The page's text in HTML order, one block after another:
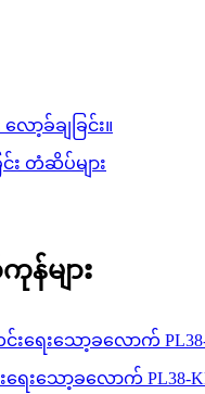
ခ်ချခြင်း။
င်း တံဆိပ်များ
များ
းသော့ခလောက် PL38-